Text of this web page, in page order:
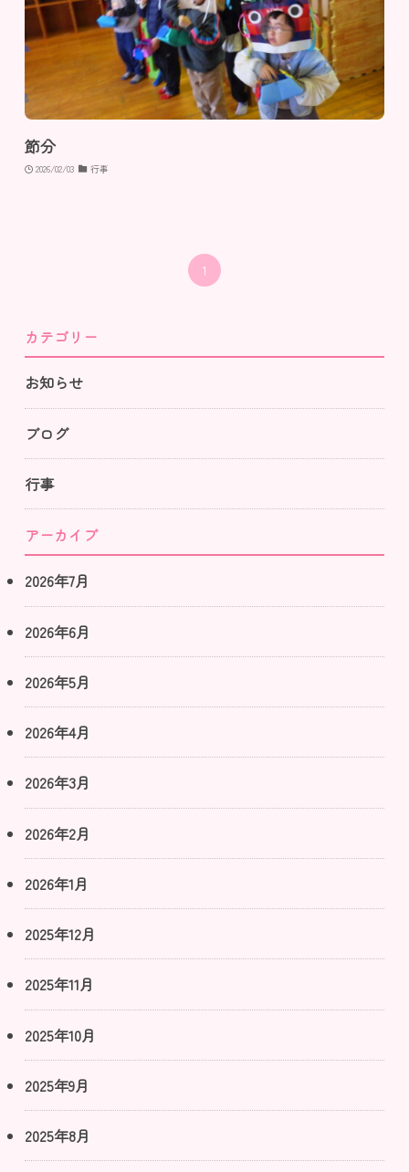
節分
2026/02/03 行事
1
カテゴリー
お知らせ
ブログ
行事
アーカイブ
2026年7月
2026年6月
2026年5月
2026年4月
2026年3月
2026年2月
2026年1月
2025年12月
2025年11月
2025年10月
2025年9月
2025年8月